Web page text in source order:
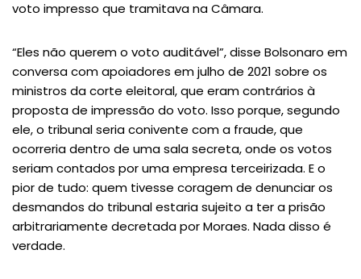
voto impresso que tramitava na Câmara.
“Eles não querem o voto auditável”, disse Bolsonaro em
conversa com apoiadores em julho de 2021 sobre os
ministros da corte eleitoral, que eram contrários à
proposta de impressão do voto. Isso porque, segundo
ele, o tribunal seria conivente com a fraude, que
ocorreria dentro de uma sala secreta, onde os votos
seriam contados por uma empresa terceirizada. E o
pior de tudo: quem tivesse coragem de denunciar os
desmandos do tribunal estaria sujeito a ter a prisão
arbitrariamente decretada por Moraes. Nada disso é
verdade.